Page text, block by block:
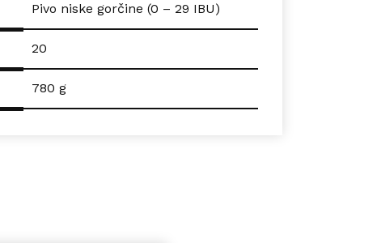
Pivo niske gorčine (0 – 29 IBU)
20
780 g